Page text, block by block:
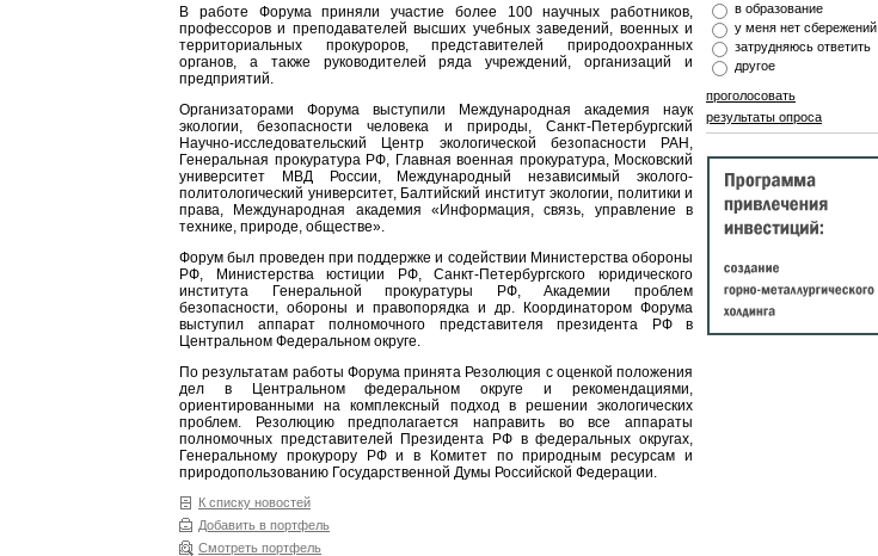
В работе Форума приняли участие более 100 научных работников,
профессоров и преподавателей высших учебных заведений, военных и
территориальных прокуроров, представителей природоохранных
органов, а также руководителей ряда учреждений, организаций и
предприятий.
Организаторами Форума выступили Международная академия наук
экологии, безопасности человека и природы, Санкт-Петербургский
Научно-исследовательский Центр экологической безопасности РАН,
Генеральная прокуратура РФ, Главная военная прокуратура, Московский
университет МВД России, Международный независимый эколого-
политологический университет, Балтийский институт экологии, политики и
права, Международная академия «Информация, связь, управление в
технике, природе, обществе».
Форум был проведен при поддержке и содействии Министерства обороны
РФ, Министерства юстиции РФ, Санкт-Петербургского юридического
института Генеральной прокуратуры РФ, Академии проблем
безопасности, обороны и правопорядка и др. Координатором Форума
выступил аппарат полномочного представителя президента РФ в
Центральном Федеральном округе.
По результатам работы Форума принята Резолюция с оценкой положения
дел в Центральном федеральном округе и рекомендациями,
ориентированными на комплексный подход в решении экологических
проблем. Резолюцию предполагается направить во все аппараты
полномочных представителей Президента РФ в федеральных округах,
Генеральному прокурору РФ и в Комитет по природным ресурсам и
природопользованию Государственной Думы Российской Федерации.
К списку новостей
Добавить в портфель
Смотреть портфель
в образование
у меня нет сбережений
затрудняюсь ответить
другое
проголосовать
результаты опроса